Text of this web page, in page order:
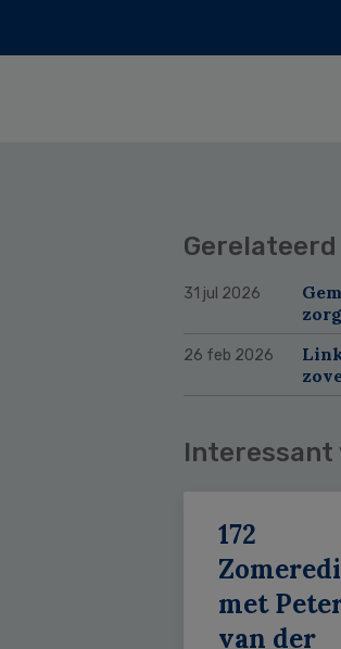
31 jul 2026
26 feb 2026
Interessant
172
met
van der